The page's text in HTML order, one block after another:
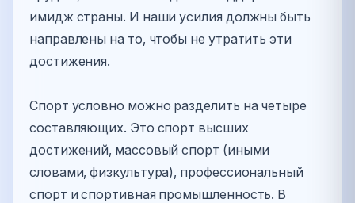
имидж страны. И наши усилия должны быть
направлены на то, чтобы не утратить эти
достижения.
Спорт условно можно разделить на четыре
составляющих. Это спорт высших
достижений, массовый спорт (иными
словами, физкультура), профессиональный
спорт и спортивная промышленность. В